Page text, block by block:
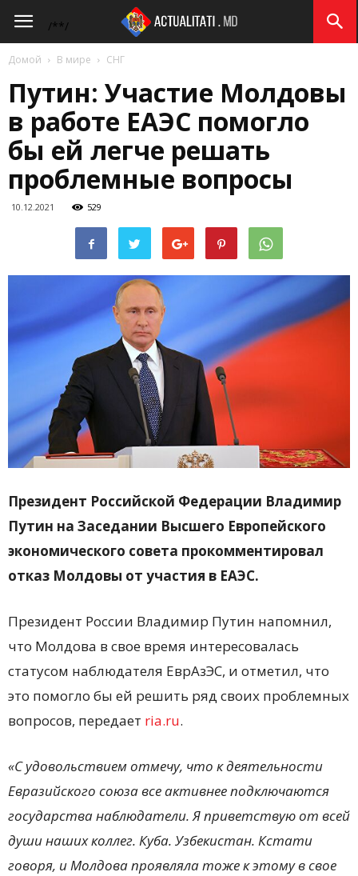
/**/
Actualitati.md
Домой В мире СНГ
Путин: Участие Молдовы
в работе ЕАЭС помогло
бы ей легче решать
проблемные вопросы
10.12.2021 529
Президент Российской Федерации Владимир
Путин на Заседании Высшего Европейского
экономического совета прокомментировал
отказ Молдовы от участия в ЕАЭС.
Президент России Владимир Путин напомнил,
что Молдова в свое время интересовалась
статусом наблюдателя ЕврАзЭС, и отметил, что
это помогло бы ей решить ряд своих проблемных
вопросов, передает ria.ru.
«С удовольствием отмечу, что к деятельности
Евразийского союза все активнее подключаются
государства наблюдатели. Я приветствую от всей
души наших коллег. Куба. Узбекистан. Кстати
говоря, и Молдова проявляла тоже к этому в свое